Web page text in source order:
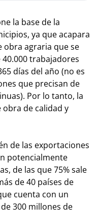
la base de la
ya que acapara
obra agraria que se
trabajadores
días del año (no es
que precisan de
Por lo tanto, la
de calidad y
de las exportaciones
potencialmente
de las que 75% sale
de 40 países de
cuenta con un
300 millones de